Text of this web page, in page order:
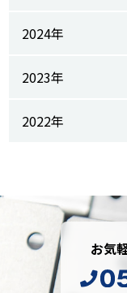
2024年
2023年
2022年
お気